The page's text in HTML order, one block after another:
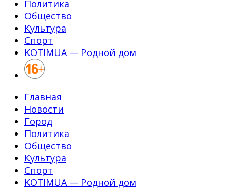
Политика
Общество
Культура
Спорт
KOTIMUA — Родной дом
Главная
Новости
Город
Политика
Общество
Культура
Спорт
KOTIMUA — Родной дом